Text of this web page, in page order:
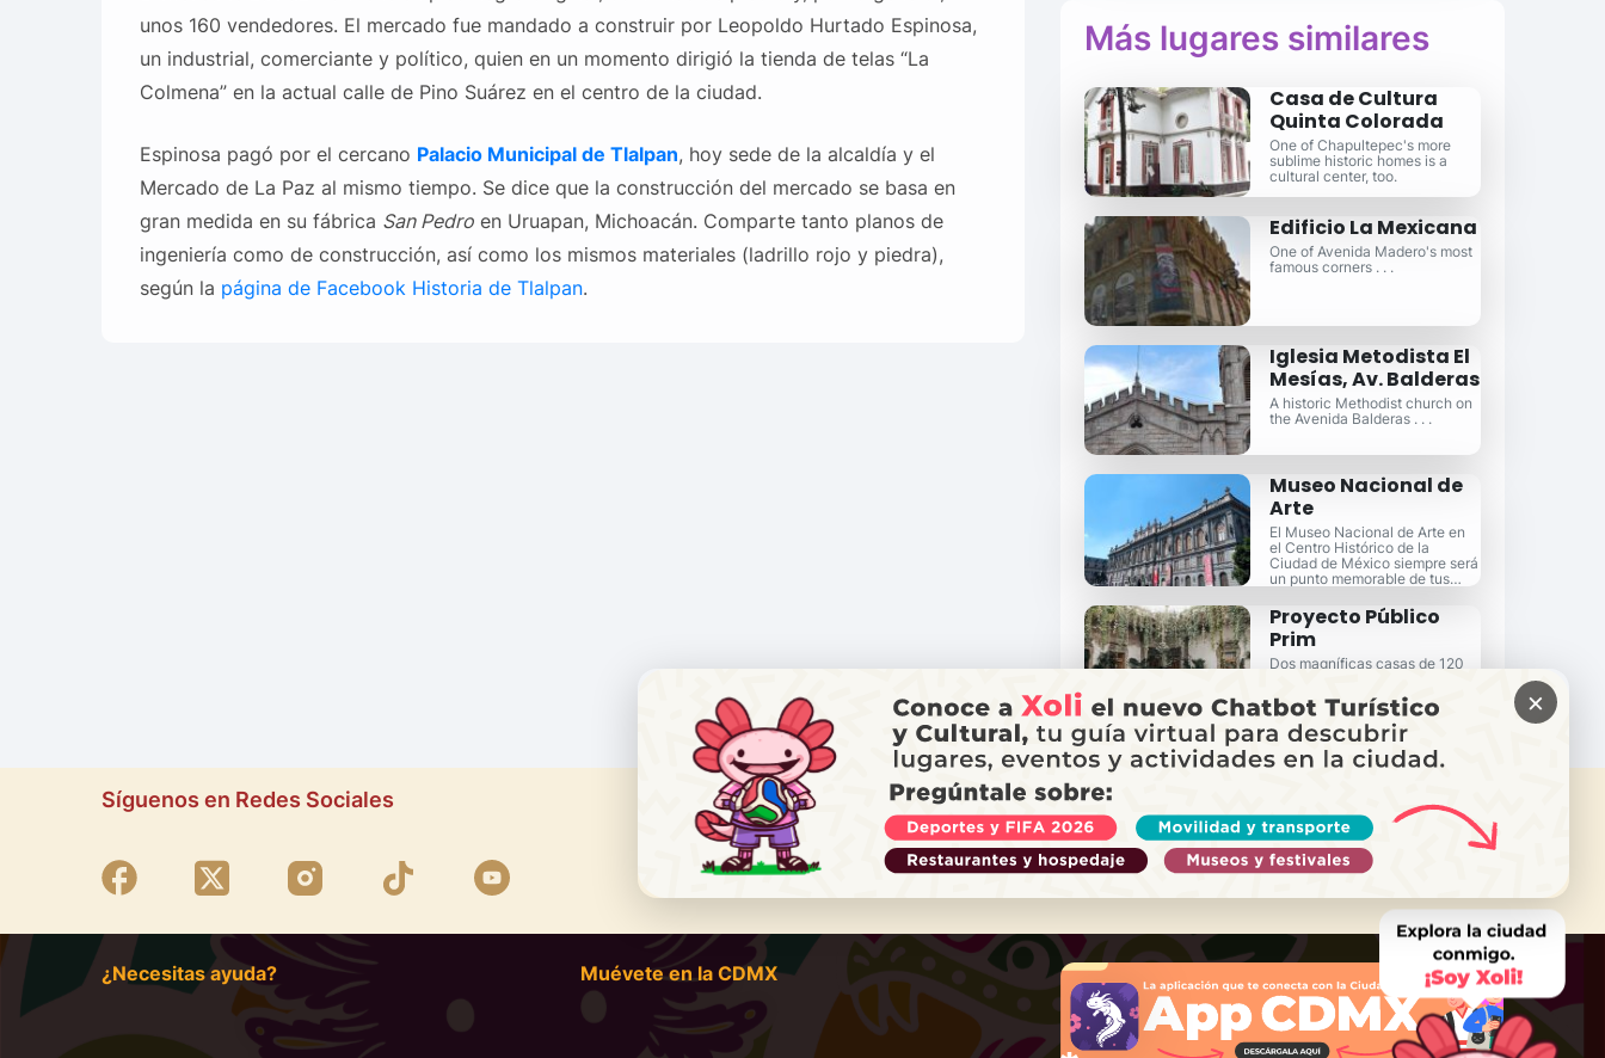
unos 160 vendedores. El mercado fue mandado a construir por Leopoldo Hurtado Espinosa,
un industrial, comerciante y político, quien en un momento dirigió la tienda de telas “La
Colmena” en la actual calle de Pino Suárez en el centro de la ciudad.
Espinosa pagó por el cercano Palacio Municipal de Tlalpan, hoy sede de la alcaldía y el
Mercado de La Paz al mismo tiempo. Se dice que la construcción del mercado se basa en
gran medida en su fábrica San Pedroen Uruapan, Michoacán. Comparte tanto planos de
ingeniería como de construcción, así como los mismos materiales (ladrillo rojo y piedra),
según la página de Facebook Historia de Tlalpan.
Más lugares similares
Casa de Cultura
Quinta Colorada
One of Chapultepec's more
sublime historic homes is a
cultural center, too.
Edificio La Mexicana
One of Avenida Madero's most
famous corners . . .
Iglesia Metodista El
Mesías, Av. Balderas
A historic Methodist church on
the Avenida Balderas . . .
Museo Nacional de
Arte
El Museo Nacional de Arte en
el Centro Histórico de la
Ciudad de México siempre será
un punto memorable de tus
Proyecto Público
Prim
Dos magníficas casas de 120
convertidas para eventos.
Síguenos en Redes Sociales
¿NECESITAS AYUDA?
Llama a Locatel
¿Necesitas ayuda? Muévete en la CDMX
×